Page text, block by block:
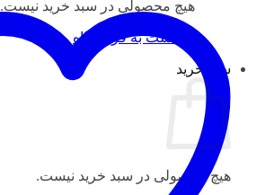
هیچ محصولی در سبد خرید نیست.
بازگشت به فروشگاه
سبد خرید
هیچ محصولی در سبد خرید نیست.